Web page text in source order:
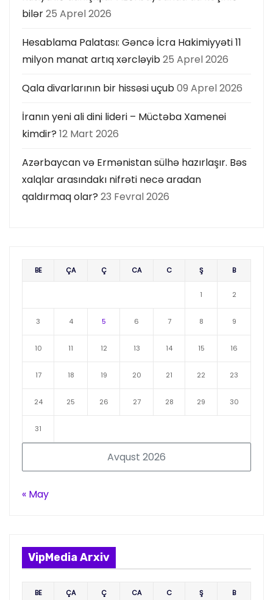
bilər25 Aprel 2026
Hesablama Palatası: Gəncə İcra Hakimiyyəti 11
milyon manat artıq xərcləyib25 Aprel 2026
Qala divarlarının bir hissəsi uçub09 Aprel 2026
İranın yeni ali dini lideri – Müctəba Xamenei
kimdir? 12 Mart 2026
Azərbaycan və Ermənistan sülhə hazırlaşır. Bəs
xalqlar arasındakı nifrəti necə aradan
qaldırmaq olar? 23 Fevral 2026
Avqust 2026
BE ÇA Ç CA C Ş B
1 2
3 4 5 6 7 8 9
10 11 12 13 14 15 16
17 18 19 20 21 22 23
24 25 26 27 28 29 30
31
« May
VipMedia Arxiv
BE ÇA Ç CA C Ş B